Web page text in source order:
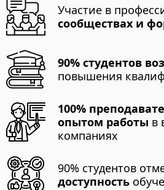
Участие в
сообществах и
90% студентов
повышения
100%
опытом работы в
компаниях
90% студентов
доступность